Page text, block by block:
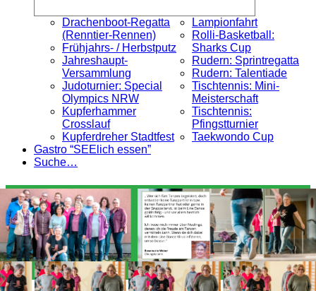
Drachenboot-Regatta
(Renntier-Rennen)
Frühjahrs- / Herbstputz
Jahreshaupt-
Versammlung
Judoturnier: Special
Olympics NRW
Kupferhammer
Crosslauf
Kupferdreher Stadtfest
Lampionfahrt
Rolli-Basketball:
Sharks Cup
Rudern: Sprintregatta
Rudern: Talentiade
Tischtennis: Mini-
Meisterschaft
Tischtennis:
Pfingstturnier
Taekwondo Cup
Gastro “SEElich essen”
Suche…